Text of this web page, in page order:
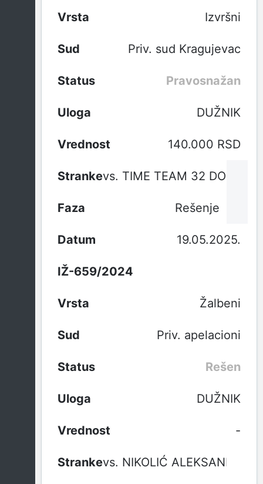
Izvršni
Priv. sud Kragujevac
Pravosnažan
DUŽNIK
140.000 RSD
vs. TIME TEAM 32 DOO
Rešenje
19.05.2025.
IŽ-659/2024
Žalbeni
Priv. apelacioni
Rešen
DUŽNIK
-
vs. NIKOLIĆ ALEKSANDAR